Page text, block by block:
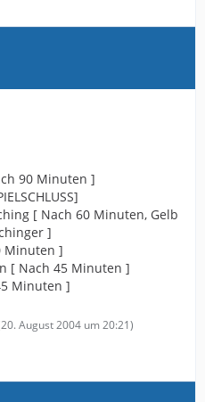
90 Minuten ]
[ Nach 60 Minuten, Gelb
]
Minuten ]
[ Nach 45 Minuten ]
Minuten ]
20. August 2004 um 20:21)